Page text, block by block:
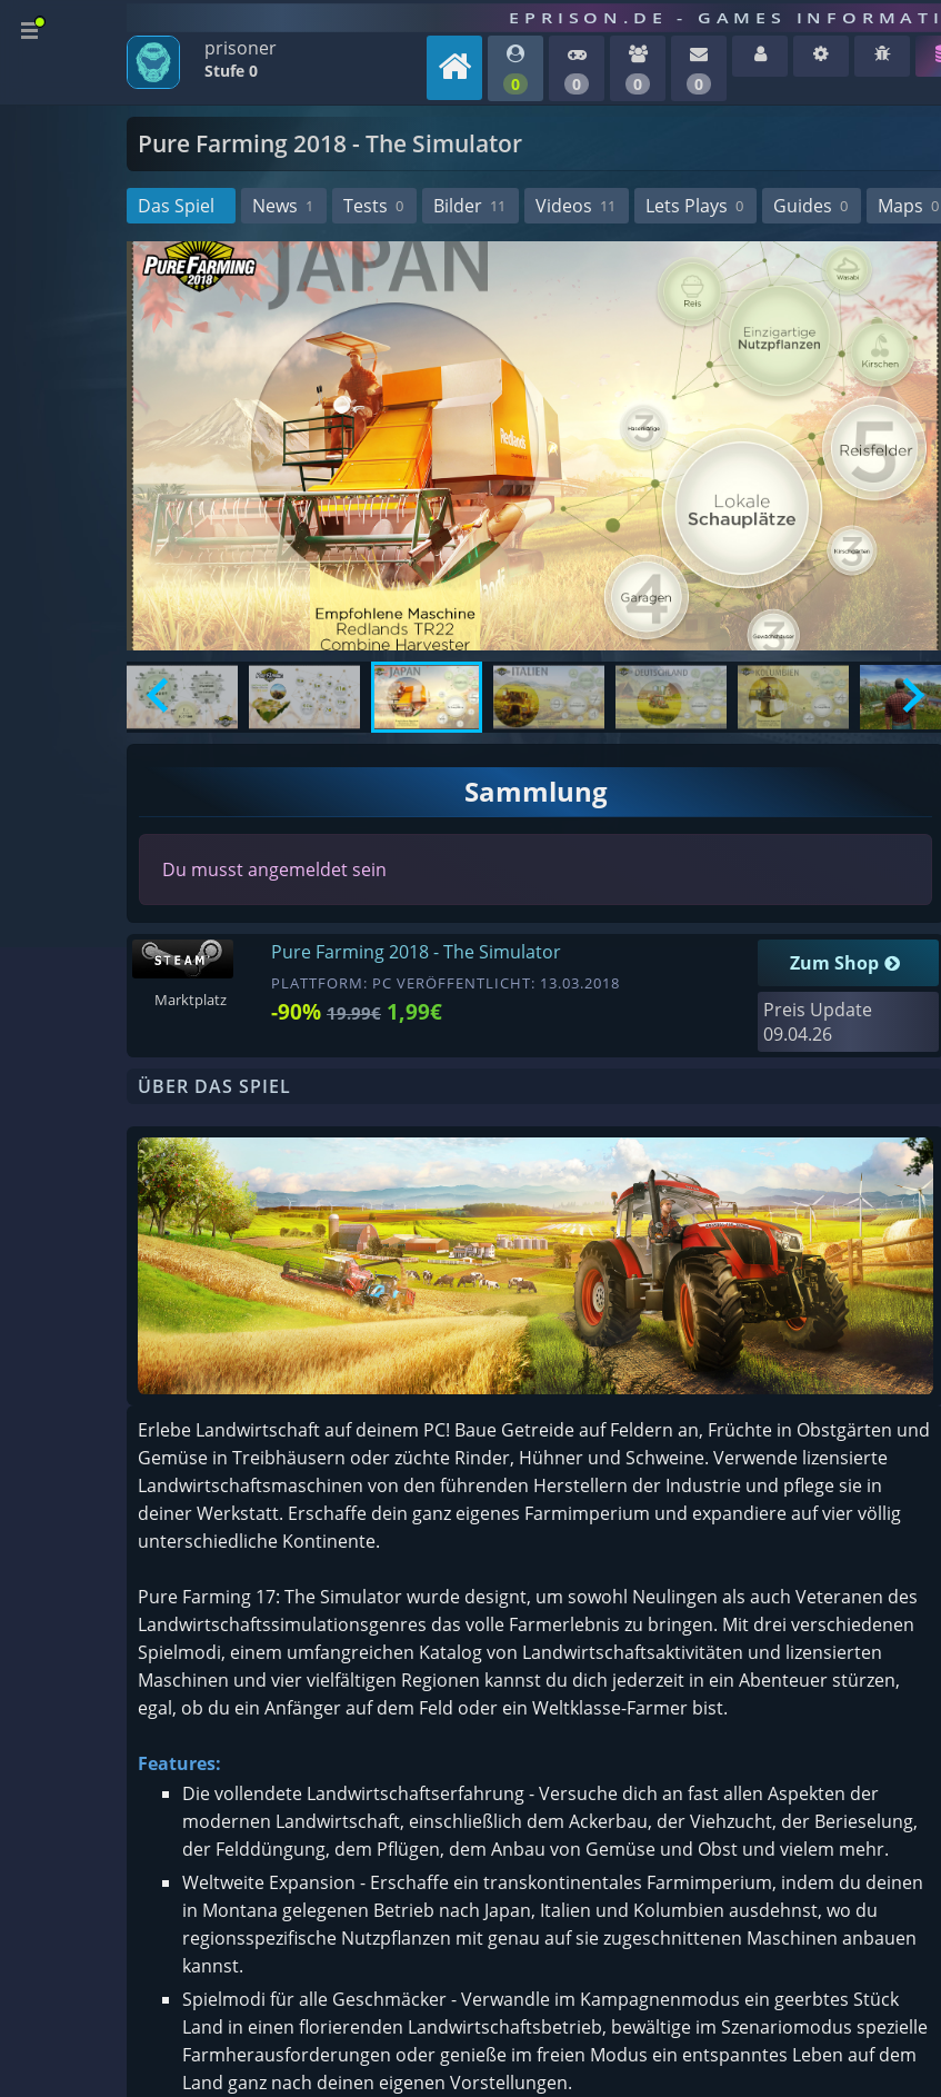
EPRISON.DE - GAMES
prisoner
Stufe 0
0 0 0 0
Pure Farming 2018 - The Simulator
Das Spiel News 1 Tests 0 Bilder 11 Videos 11 Lets Plays 0 Guides 0 Maps 0
Sammlung
Du musst angemeldet sein
Marktplatz
Pure Farming 2018 - The Simulator
PLATTFORM: PC VERÖFFENTLICHT: 13.03.2018
-90% 19.99€ 1,99€
Zum Shop
Preis Update
09.04.26
ÜBER DAS SPIEL
Erlebe Landwirtschaft auf deinem PC! Baue Getreide auf Feldern an, Früchte in Obstgärten und
Gemüse in Treibhäusern oder züchte Rinder, Hühner und Schweine. Verwende lizensierte
Landwirtschaftsmaschinen von den führenden Herstellern der Industrie und pflege sie in
deiner Werkstatt. Erschaffe dein ganz eigenes Farmimperium und expandiere auf vier völlig
unterschiedliche Kontinente.
Pure Farming 17: The Simulator wurde designt, um sowohl Neulingen als auch Veteranen des
Landwirtschaftssimulationsgenres das volle Farmerlebnis zu bringen. Mit drei verschiedenen
Spielmodi, einem umfangreichen Katalog von Landwirtschaftsaktivitäten und lizensierten
Maschinen und vier vielfältigen Regionen kannst du dich jederzeit in ein Abenteuer stürzen,
egal, ob du ein Anfänger auf dem Feld oder ein Weltklasse-Farmer bist.
Features:
Die vollendete Landwirtschaftserfahrung - Versuche dich an fast allen Aspekten der
modernen Landwirtschaft, einschließlich dem Ackerbau, der Viehzucht, der Berieselung,
der Felddüngung, dem Pflügen, dem Anbau von Gemüse und Obst und vielem mehr.
Weltweite Expansion - Erschaffe ein transkontinentales Farmimperium, indem du deinen
in Montana gelegenen Betrieb nach Japan, Italien und Kolumbien ausdehnst, wo du
regionsspezifische Nutzpflanzen mit genau auf sie zugeschnittenen Maschinen anbauen
kannst.
Spielmodi für alle Geschmäcker - Verwandle im Kampagnenmodus ein geerbtes Stück
Land in einen florierenden Landwirtschaftsbetrieb, bewältige im Szenariomodus spezielle
Farmherausforderungen oder genieße im freien Modus ein entspanntes Leben auf dem
Land ganz nach deinen eigenen Vorstellungen.